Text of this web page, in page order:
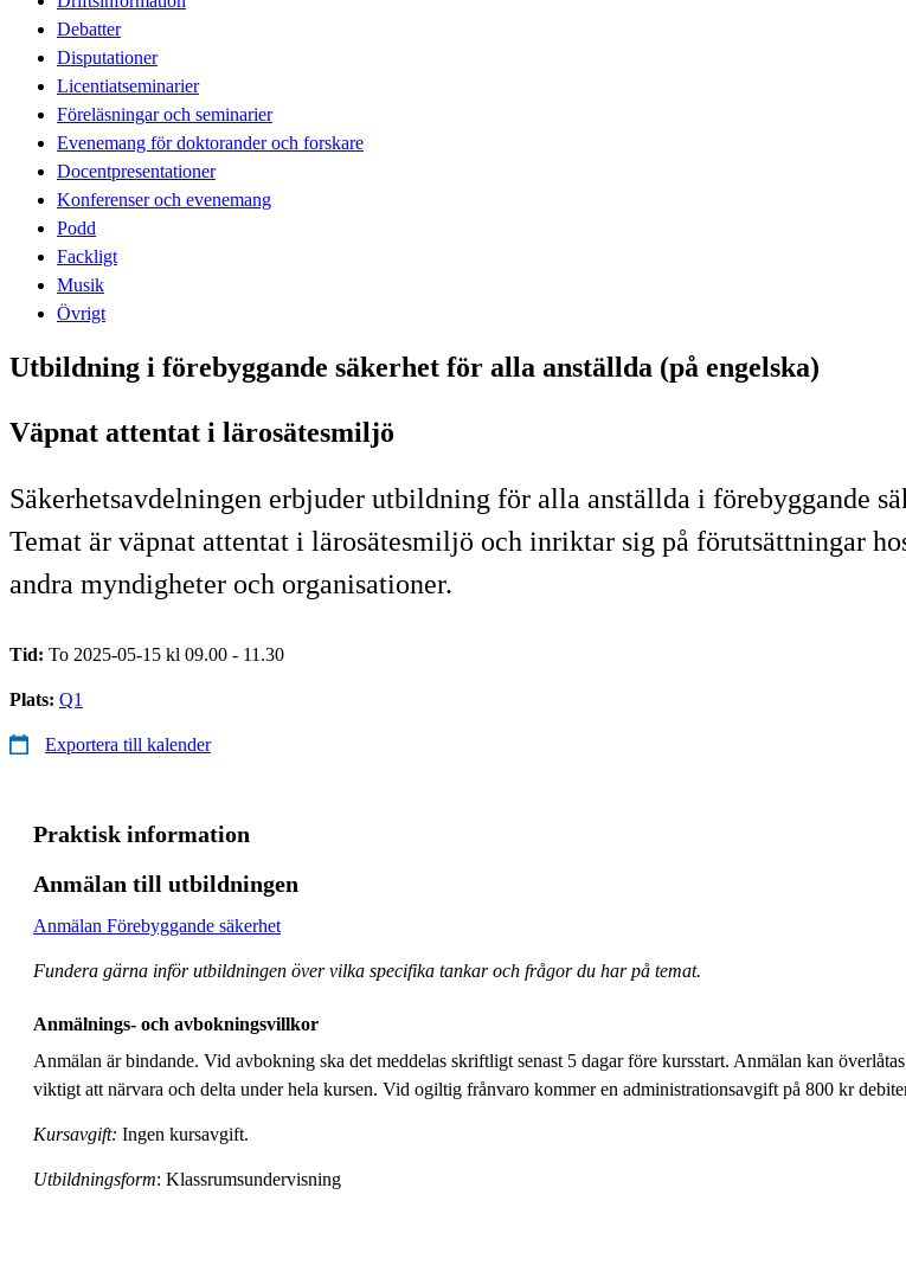
Debatter
Disputationer
Licentiatseminarier
Föreläsningar och seminarier
Evenemang för doktorander och forskare
Docentpresentationer
Konferenser och evenemang
Podd
Fackligt
Musik
Övrigt
Utbildning i förebyggande säkerhet för alla anställda (på engelska)
Väpnat attentat i lärosätesmiljö
Säkerhetsavdelningen erbjuder utbildning för alla anställda i förebyggande
Temat är väpnat attentat i lärosätesmiljö och inriktar sig på förutsättningar
andra myndigheter och organisationer.
Tid: To 2025-05-15 kl 09.00 - 11.30
Plats: Q1
Exportera till kalender
Praktisk information
Anmälan till utbildningen
Anmälan Förebyggande säkerhet
Fundera gärna inför utbildningen över vilka specifika tankar och frågor du har på temat.
Anmälnings- och avbokningsvillkor
Anmälan är bindande. Vid avbokning ska det meddelas skriftligt senast 5 dagar före kursstart. Anmälan kan
viktigt att närvara och delta under hela kursen. Vid ogiltig frånvaro kommer en administrationsavgift på 800 kr
Kursavgift: Ingen kursavgift.
Utbildningsform: Klassrumsundervisning